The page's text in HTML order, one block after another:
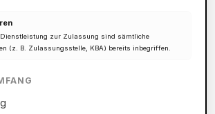
zur Zulassung sind sämtliche
(z. B. Zulassungsstelle, KBA) bereits inbegriffen.